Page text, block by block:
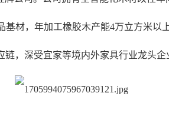
材，年加工橡胶木产能4万立方米以上
，深受宜家等境内外家具行业龙头企